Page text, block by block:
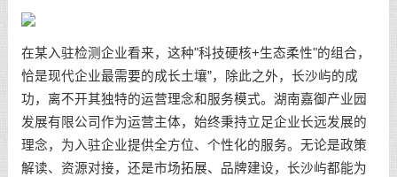
在某入驻检测企业看来，这种"科技硬核+生态柔性"的组合，
恰是现代企业最需要的成长土壤”，除此之外，长沙屿的成
功，离不开其独特的运营理念和服务模式。湖南嘉御产业园
发展有限公司作为运营主体，始终秉持立足企业长远发展的
理念，为入驻企业提供全方位、个性化的服务。无论是政策
解读、资源对接，还是市场拓展、品牌建设，长沙屿都能为